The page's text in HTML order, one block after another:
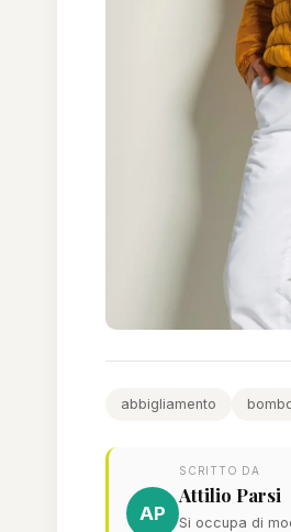
abbigliamento
AP
SCRITTO DA
Attilio Parsi
Si occupa di